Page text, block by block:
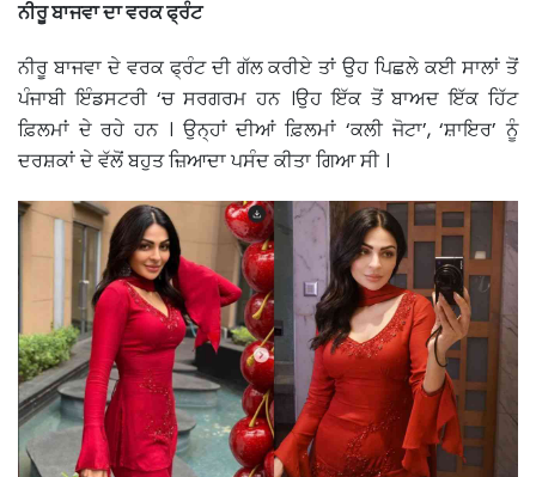
ਨੀਰੂ ਬਾਜਵਾ ਦਾ ਵਰਕ ਫ੍ਰੰਟ
ਨੀਰੂ ਬਾਜਵਾ ਦੇ ਵਰਕ ਫ੍ਰੰਟ ਦੀ ਗੱਲ ਕਰੀਏ ਤਾਂ ਉਹ ਪਿਛਲੇ ਕਈ ਸਾਲਾਂ ਤੋਂ
ਪੰਜਾਬੀ ਇੰਡਸਟਰੀ ‘ਚ ਸਰਗਰਮ ਹਨ ।ਉਹ ਇੱਕ ਤੋਂ ਬਾਅਦ ਇੱਕ ਹਿੱਟ
ਫ਼ਿਲਮਾਂ ਦੇ ਰਹੇ ਹਨ । ਉਨ੍ਹਾਂ ਦੀਆਂ ਫ਼ਿਲਮਾਂ ‘ਕਲੀ ਜੋਟਾ’, ‘ਸ਼ਾਇਰ’ ਨੂੰ
ਦਰਸ਼ਕਾਂ ਦੇ ਵੱਲੋਂ ਬਹੁਤ ਜ਼ਿਆਦਾ ਪਸੰਦ ਕੀਤਾ ਗਿਆ ਸੀ ।